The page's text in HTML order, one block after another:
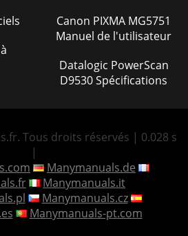
Canon PIXMA MG5751
Manuel de l'utilisateur
Datalogic PowerScan
D9530 Spécifications
Tous droits réservés | 0.028 s
|
Manymanuals.de
Manymanuals.it
Manymanuals.cz
Manymanuals-pt.com